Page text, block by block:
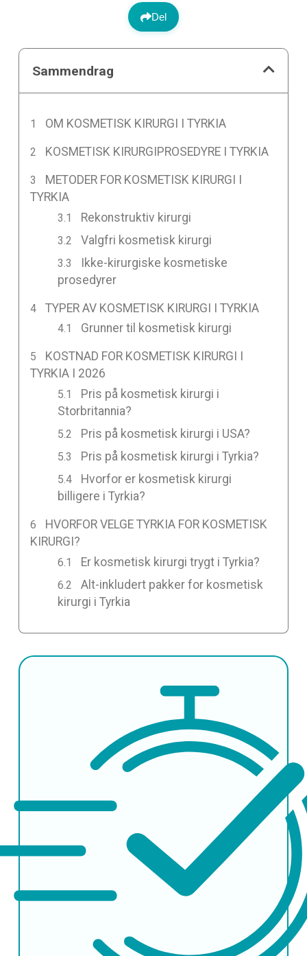
Del
Sammendrag
OM KOSMETISK KIRURGI I TYRKIA
KOSMETISK KIRURGIPROSEDYRE I TYRKIA
METODER FOR KOSMETISK KIRURGI I
TYRKIA
Rekonstruktiv kirurgi
Valgfri kosmetisk kirurgi
Ikke-kirurgiske kosmetiske
prosedyrer
TYPER AV KOSMETISK KIRURGI I TYRKIA
Grunner til kosmetisk kirurgi
KOSTNAD FOR KOSMETISK KIRURGI I
TYRKIA I 2026
Pris på kosmetisk kirurgi i
Storbritannia?
Pris på kosmetisk kirurgi i USA?
Pris på kosmetisk kirurgi i Tyrkia?
Hvorfor er kosmetisk kirurgi
billigere i Tyrkia?
HVORFOR VELGE TYRKIA FOR KOSMETISK
KIRURGI?
Er kosmetisk kirurgi trygt i Tyrkia?
Alt-inkludert pakker for kosmetisk
kirurgi i Tyrkia